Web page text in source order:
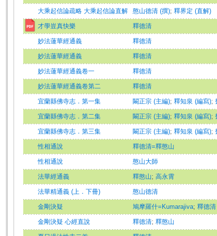
大乘起信論疏略 大乘起信論直解 憨山德清 (撰); 釋界定 (直解)
才學豈真快樂 釋德清
妙法蓮華經通義 釋德清
妙法蓮華經通義 釋德清
妙法蓮華經通義卷一 釋德清
妙法蓮華經通義卷第二 釋德清
宜蘭縣佛寺志．第一集 闞正宗 (主編); 釋知泉 (編寫);
宜蘭縣佛寺志．第二集 闞正宗 (主編); 釋知泉 (編寫);
宜蘭縣佛寺志．第三集 闞正宗 (主編); 釋知泉 (編寫);
性相通說 釋德清=釋憨山
性相通說 憨山大師
法華經通義 釋憨山; 高永霄
法華精通義 (上．下冊) 憨山德清
金剛決疑 鳩摩羅什=Kumarajiva; 釋德清
金剛決疑 心經直說 釋德清; 釋憨山